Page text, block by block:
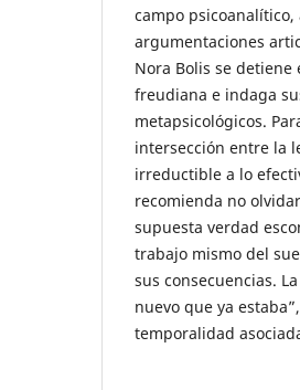
campo
argumentaciones
Nora Bolis se
freudiana e indaga
metapsicológicos.
intersección entre la
irreductible a lo
recomienda no
supuesta verdad
trabajo mismo del
sus consecuencias.
nuevo que ya
temporalidad